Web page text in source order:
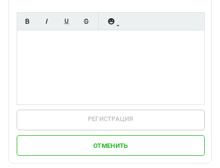
РЕГИСТРАЦИЯ
ОТМЕНИТЬ